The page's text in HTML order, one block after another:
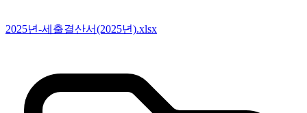
2025년-세출결산서(2025년).xlsx